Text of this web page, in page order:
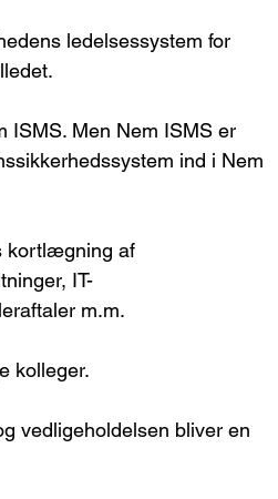
ledelsessystem for
ISMS. Men Nem ISMS er
ind i Nem
kortlægning af
IT-
m.m.
kolleger.
vedligeholdelsen bliver en